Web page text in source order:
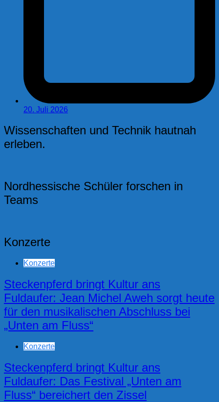
20. Juli 2026
Wissenschaften und Technik hautnah
erleben.
Nordhessische Schüler forschen in
Teams
Konzerte
Konzerte
Steckenpferd bringt Kultur ans
Fuldaufer: Jean Michel Aweh sorgt heute
für den musikalischen Abschluss bei
„Unten am Fluss“
Konzerte
Steckenpferd bringt Kultur ans
Fuldaufer: Das Festival „Unten am
Fluss“ bereichert den Zissel